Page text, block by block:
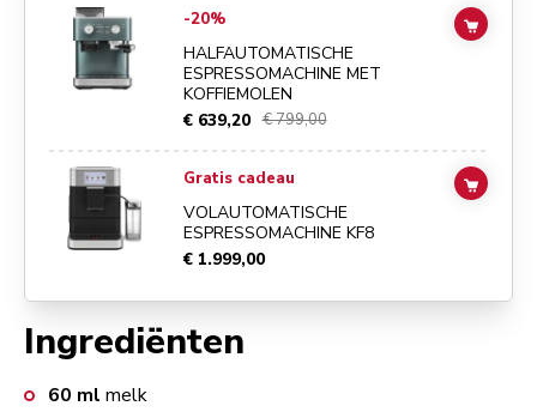
Ingrediënten
60 ml melk
Go toHalfautomatische espressomachine met koffiemolendetails
-20%
HALFAUTOMATISCHE
ESPRESSOMACHINE MET
KOFFIEMOLEN
€ 639,20 € 799,00
ADD
Go toVolautomatische espressomachine KF8 details page
Gratis cadeau
VOLAUTOMATISCHE
ESPRESSOMACHINE KF8
€ 1.999,00
ADD